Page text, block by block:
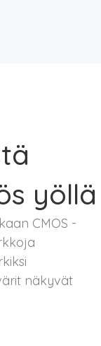
yöllä
CMOS -
näkyvät